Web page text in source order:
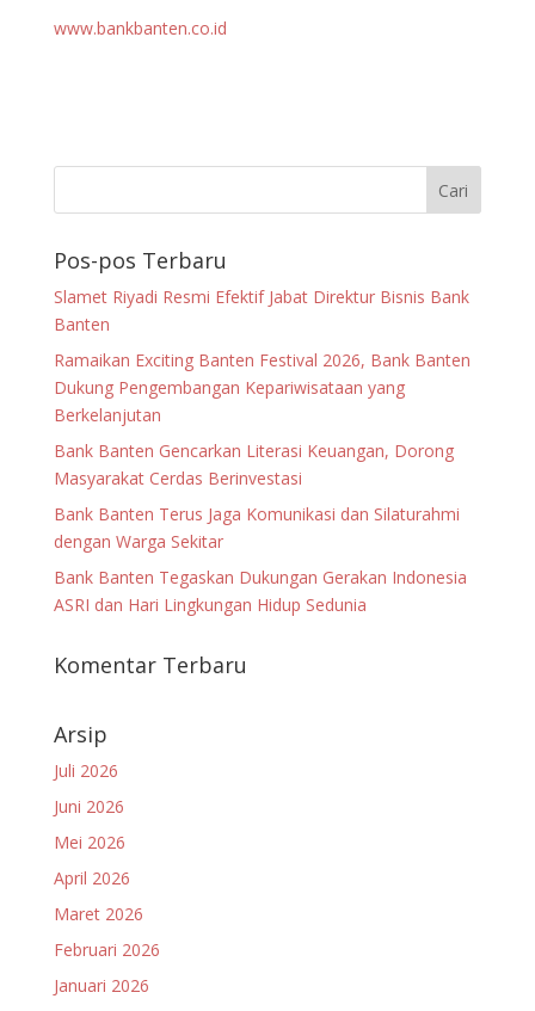
www.bankbanten.co.id
Pos-pos Terbaru
Slamet Riyadi Resmi Efektif Jabat Direktur Bisnis Bank
Banten
Ramaikan Exciting Banten Festival 2026, Bank Banten
Dukung Pengembangan Kepariwisataan yang
Berkelanjutan
Bank Banten Gencarkan Literasi Keuangan, Dorong
Masyarakat Cerdas Berinvestasi
Bank Banten Terus Jaga Komunikasi dan Silaturahmi
dengan Warga Sekitar
Bank Banten Tegaskan Dukungan Gerakan Indonesia
ASRI dan Hari Lingkungan Hidup Sedunia
Komentar Terbaru
Arsip
Juli 2026
Juni 2026
Mei 2026
April 2026
Maret 2026
Februari 2026
Januari 2026